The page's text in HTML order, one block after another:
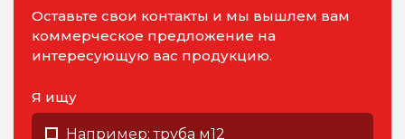
Оставьте свои контакты и мы вышлем вам
коммерческое предложение на
интересующую вас продукцию.
Я ищу